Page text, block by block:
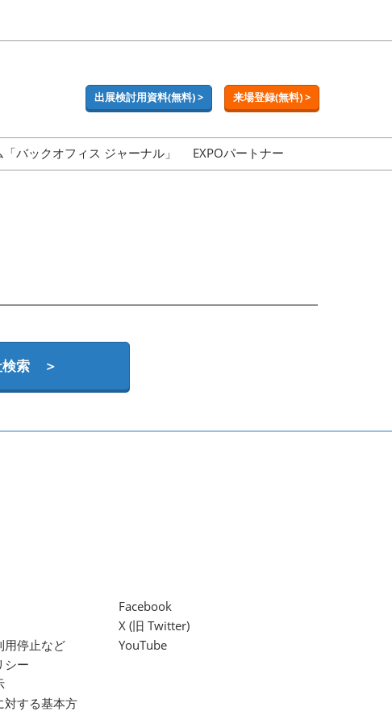
出展検討用資料(無料) > 来場登録(無料) >
「バックオフィス ジャーナル」 EXPOパートナー
検索 ＞
用停止など
シー
対する基本方
Facebook
X (旧 Twitter)
YouTube